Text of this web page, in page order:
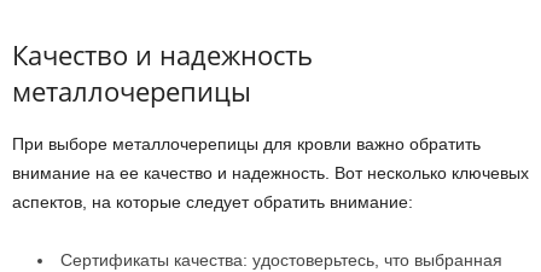
Качество и надежность
металлочерепицы
При выборе металлочерепицы для кровли важно обратить
внимание на ее качество и надежность. Вот несколько ключевых
аспектов, на которые следует обратить внимание:
Сертификаты качества: удостоверьтесь, что выбранная